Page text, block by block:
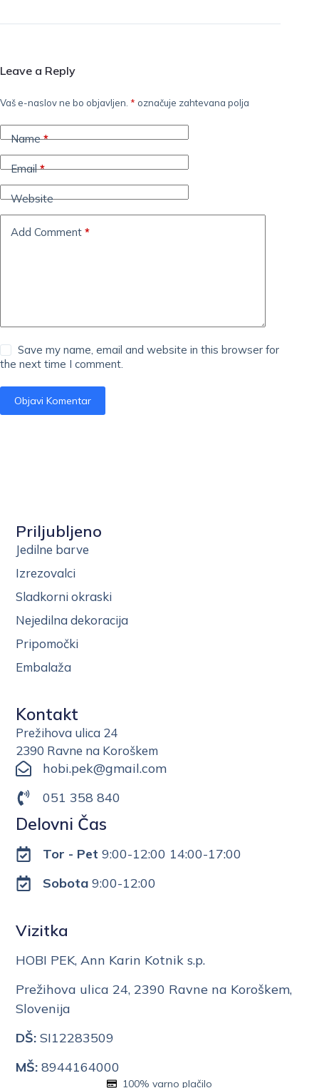
Leave a Reply
Vaš e-naslov ne bo objavljen. * označuje zahtevana polja
Name*
Email*
Website
Add Comment *
Save my name, email and website in this browser for
the next time I comment.
Objavi Komentar
Priljubljeno
Jedilne barve
Izrezovalci
Sladkorni okraski
Nejedilna dekoracija
Pripomočki
Embalaža
Kontakt
Prežihova ulica 24
2390 Ravne na Koroškem
hobi.pek@gmail.com
051 358 840
Delovni Čas
Tor - Pet 9:00-12:00 14:00-17:00
Sobota9:00-12:00
Vizitka
HOBI PEK, Ann Karin Kotnik s.p.
Prežihova ulica 24, 2390 Ravne na Koroškem,
Slovenija
DŠ: SI12283509
MŠ: 8944164000
100% varno plačilo